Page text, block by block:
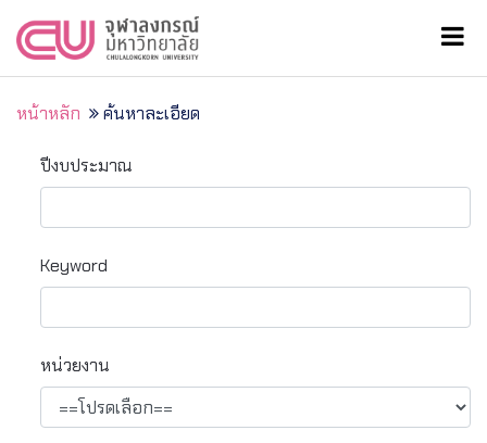
หน้าหลัก ค้นหาละเอียด
ปีงบประมาณ
Keyword
หน่วยงาน